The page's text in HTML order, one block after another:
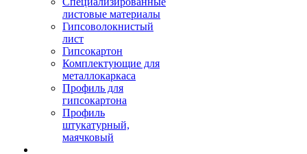
листовые материалы
Гипсоволокнистый
лист
Гипсокартон
Комплектующие для
металлокаркаса
Профиль для
гипсокартона
Профиль
штукатурный,
маячковый